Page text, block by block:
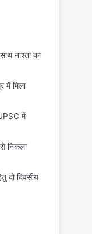
नाश्ता का
में मिला
में
निकला
दो दिवसीय